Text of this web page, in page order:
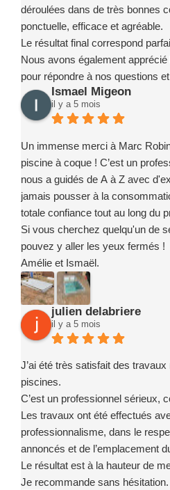
déroulées dans de très bonnes
ponctuelle, efficace et agréable.
Le résultat final correspond
Nous avons également apprécié
pour répondre à nos questions
la prise en main de notre
Nous recommandons sans
Robin Piscines à toute personne
projet de piscine en toute
l’équipe pour votre sérieux,
votre travail.
Ismael Migeon
il y a 5 mois
Un immense merci à Marc
piscine à coque ! C’est un
nous a guidés de A à Z avec
jamais pousser à la
totale confiance tout au long du
Si vous cherchez quelqu'un de
pouvez y aller les yeux fermés !
Amélie et Ismaël.
julien delabriere
il y a 5 mois
J’ai été très satisfait des
piscines.
C’est un professionnel sérieux,
Les travaux ont été effectués
professionnalisme, dans le
annoncés et de l’emplacement
Le résultat est à la hauteur de
Je recommande sans hésitation.